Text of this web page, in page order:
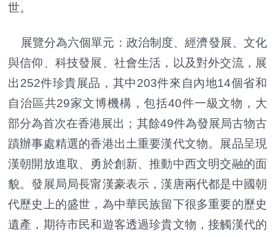
世。
展覽分為六個單元：政治制度、經濟發展、文化
與信仰、科技發展、社會生活，以及對外交流，展
出252件珍貴展品，其中203件來自內地14個省和
自治區共29家文博機構，包括40件一級文物，大
部分為首次在香港展出；其餘49件為發展局古物古
蹟辦事處精選的香港出土重要漢代文物。展品呈現
漢朝開放進取、勇於創新、推動中西文明交融的面
貌。發展局局長甯漢豪表示，漢唐兩代都是中國朝
代歷史上的盛世，為中華民族留下很多重要的歷史
遺產，期待市民和遊客透過珍貴文物，接觸漢代的